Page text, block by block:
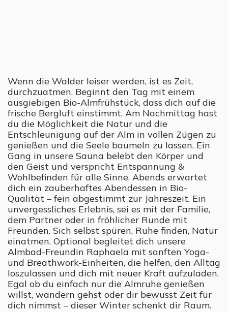
Wenn die Walder leiser werden, ist es Zeit,
durchzuatmen. Beginnt den Tag mit einem
ausgiebigen Bio-Almfrühstück, dass dich auf die
frische Bergluft einstimmt. Am Nachmittag hast
du die Möglichkeit die Natur und die
Entschleunigung auf der Alm in vollen Zügen zu
genießen und die Seele baumeln zu lassen. Ein
Gang in unsere Sauna belebt den Körper und
den Geist und verspricht Entspannung &
Wohlbefinden für alle Sinne. Abends erwartet
dich ein zauberhaftes Abendessen in Bio-
Qualität – fein abgestimmt zur Jahreszeit. Ein
unvergessliches Erlebnis, sei es mit der Familie,
dem Partner oder in fröhlicher Runde mit
Freunden. Sich selbst spüren, Ruhe finden, Natur
einatmen. Optional begleitet dich unsere
Almbad-Freundin Raphaela mit sanften Yoga-
und Breathwork-Einheiten, die helfen, den Alltag
loszulassen und dich mit neuer Kraft aufzuladen.
Egal ob du einfach nur die Almruhe genießen
willst, wandern gehst oder dir bewusst Zeit für
dich nimmst – dieser Winter schenkt dir Raum.